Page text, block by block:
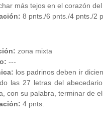
más tejos en el corazón
8 pnts./6 pnts./4 pnts./2
zona mixta
---
los padrinos deben ir
las 27 letras del
con su palabra, terminar de
4 pnts.